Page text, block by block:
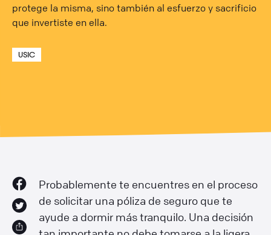
protege la misma, sino también al esfuerzo y sacrificio
que invertiste en ella.
USIC
Probablemente te encuentres en el proceso
de solicitar una póliza de seguro que te
ayude a dormir más tranquilo. Una decisión